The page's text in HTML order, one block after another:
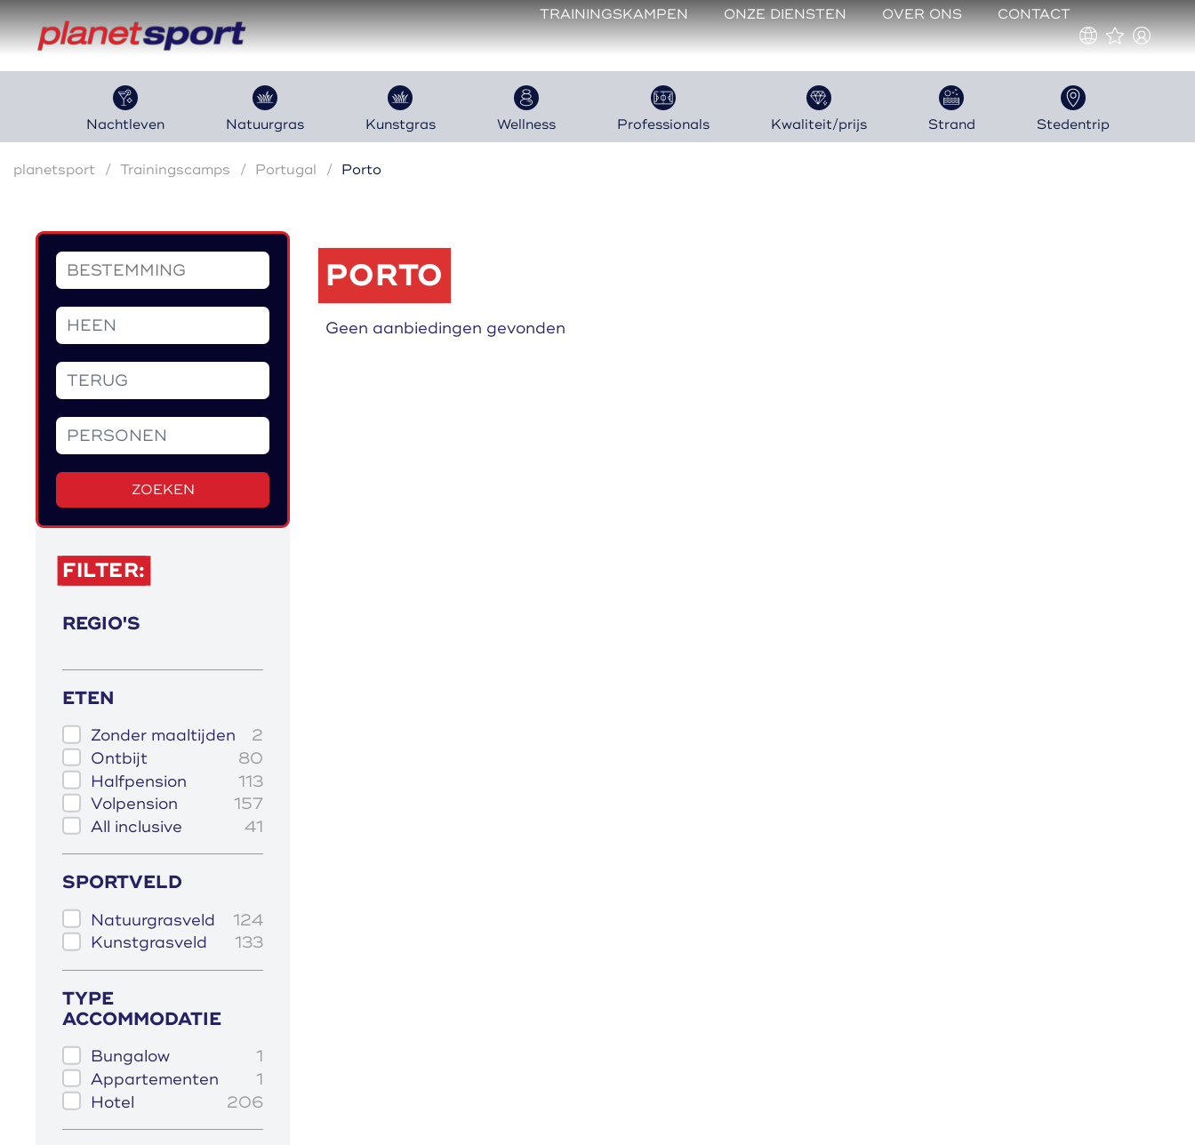
TRAININGSKAMPEN ONZE DIENSTEN OVER ONS CONTACT
Nachtleven Natuurgras Kunstgras Wellness Professionals Kwaliteit/prijs Strand Stedentrip
planetsport Trainingscamps Portugal Porto
ZOEKEN
FILTER:
REGIO'S
ETEN
Zonder maaltijden
2
Ontbijt
80
Halfpension
113
Volpension
157
All inclusive
41
SPORTVELD
Natuurgrasveld
124
Kunstgrasveld
133
TYPE
ACCOMMODATIE
Bungalow
1
Appartementen
1
Hotel
206
PORTO
Geen aanbiedingen gevonden